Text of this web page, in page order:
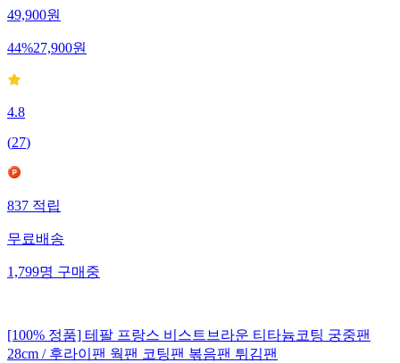
49,900원
44%27,900원
4.8
(27)
837 적립
무료배송
1,799명 구매중
[100% 정품] 테팔 프랑스 비스트브라운 티타늄코팅 궁중팬
28cm / 후라이팬 웍팬 코팅팬 볶음팬 튀김팬